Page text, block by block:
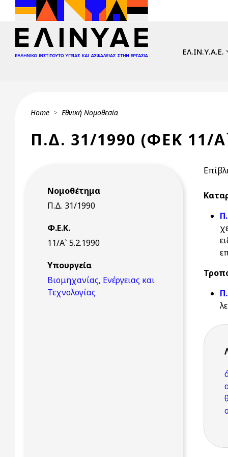
Skip to main content
ΕΛ.ΙΝ.Υ.Α.Ε.
Breadcrumb
Home Εθνική Νομοθεσία
Π.Δ. 31/1990 (ΦΕΚ 11/
Νομοθέτημα
Π.Δ. 31/1990
Φ.Ε.Κ.
11/Α` 5.2.1990
Υπουργεία
Βιομηχανίας, Ενέργειας και
Τεχνολογίας